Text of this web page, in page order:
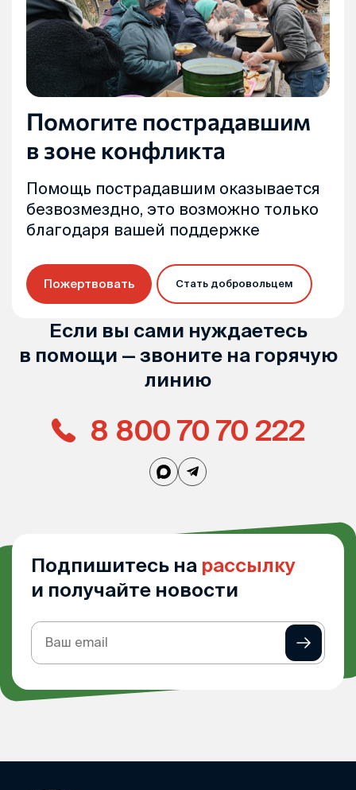
Помогите пострадавшим
в зоне конфликта
Помощь пострадавшим оказывается
безвозмездно, это возможно только
благодаря вашей поддержке
Пожертвовать Стать добровольцем
Если вы сами нуждаетесь
в помощи — звоните на горячую
линию
8 800 70 70 222
Подпишитесь на рассылку
и получайте новости
Подписка